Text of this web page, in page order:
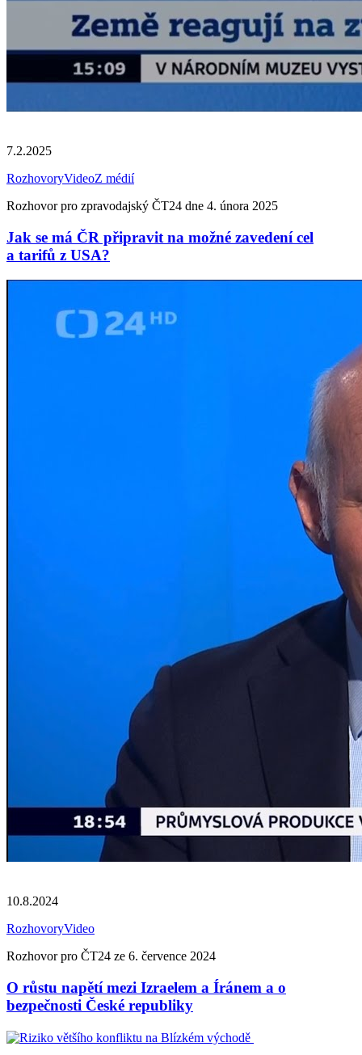
7.2.2025
RozhovoryVideoZ médií
Rozhovor pro zpravodajský ČT24 dne 4. února 2025
Jak se má ČR připravit na možné zavedení cel
a tarifů z USA?
10.8.2024
RozhovoryVideo
Rozhovor pro ČT24 ze 6. července 2024
O růstu napětí mezi Izraelem a Íránem a o
bezpečnosti České republiky